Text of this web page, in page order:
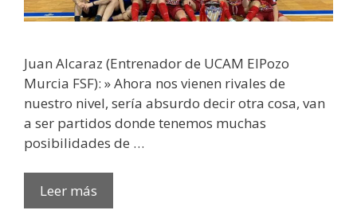
Juan Alcaraz (Entrenador de UCAM ElPozo
Murcia FSF): » Ahora nos vienen rivales de
nuestro nivel, sería absurdo decir otra cosa, van
a ser partidos donde tenemos muchas
posibilidades de …
Leer más